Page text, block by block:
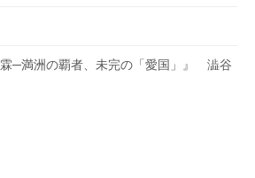
霖─満洲の覇者、未完の「愛国」』 澁谷